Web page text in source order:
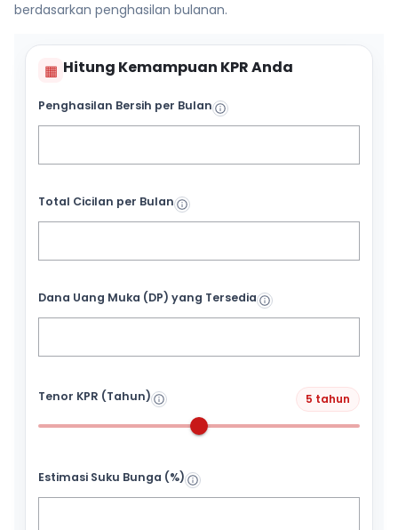
berdasarkan penghasilan bulanan.
▦ Hitung Kemampuan KPR Anda
Penghasilan Bersih per Bulan
Total Cicilan per Bulan
Dana Uang Muka (DP) yang Tersedia
Tenor KPR (Tahun) 5 tahun
Estimasi Suku Bunga (%)